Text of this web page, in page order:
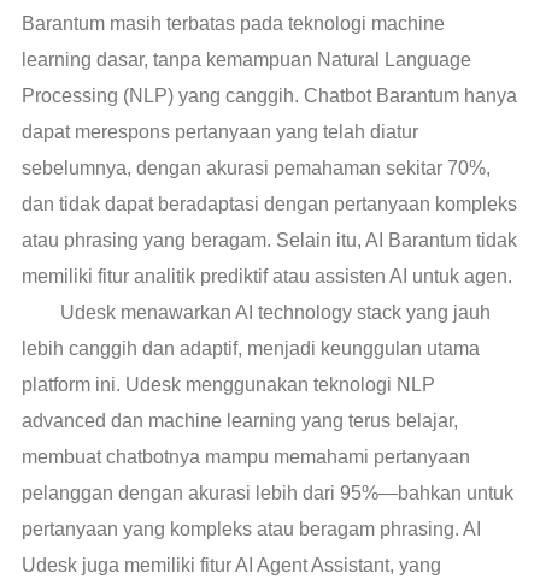
Barantum masih terbatas pada teknologi machine
learning dasar, tanpa kemampuan Natural Language
Processing (NLP) yang canggih. Chatbot Barantum hanya
dapat merespons pertanyaan yang telah diatur
sebelumnya, dengan akurasi pemahaman sekitar 70%,
dan tidak dapat beradaptasi dengan pertanyaan kompleks
atau phrasing yang beragam. Selain itu, AI Barantum tidak
memiliki fitur analitik prediktif atau assisten AI untuk agen.
Udesk menawarkan AI technology stack yang jauh
lebih canggih dan adaptif, menjadi keunggulan utama
platform ini. Udesk menggunakan teknologi NLP
advanced dan machine learning yang terus belajar,
membuat chatbotnya mampu memahami pertanyaan
pelanggan dengan akurasi lebih dari 95%—bahkan untuk
pertanyaan yang kompleks atau beragam phrasing. AI
Udesk juga memiliki fitur AI Agent Assistant, yang